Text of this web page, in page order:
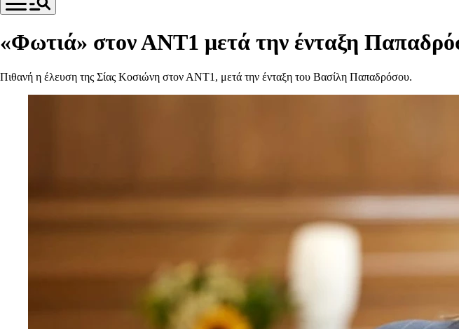
«Φωτιά» στον ΑΝΤ1 μετά την ένταξη
Πιθανή η έλευση της Σίας Κοσιώνη στον ΑΝΤ1, μετά την ένταξη του Βασίλη Παπαδρόσου.